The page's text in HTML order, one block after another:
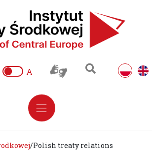
A
/Polish treaty relations